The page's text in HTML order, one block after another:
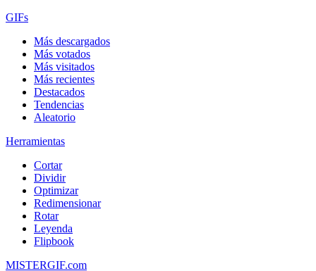
GIFs
Más descargados
Más votados
Más visitados
Más recientes
Destacados
Tendencias
Aleatorio
Herramientas
Cortar
Dividir
Optimizar
Redimensionar
Rotar
Leyenda
Flipbook
MISTERGIF.com